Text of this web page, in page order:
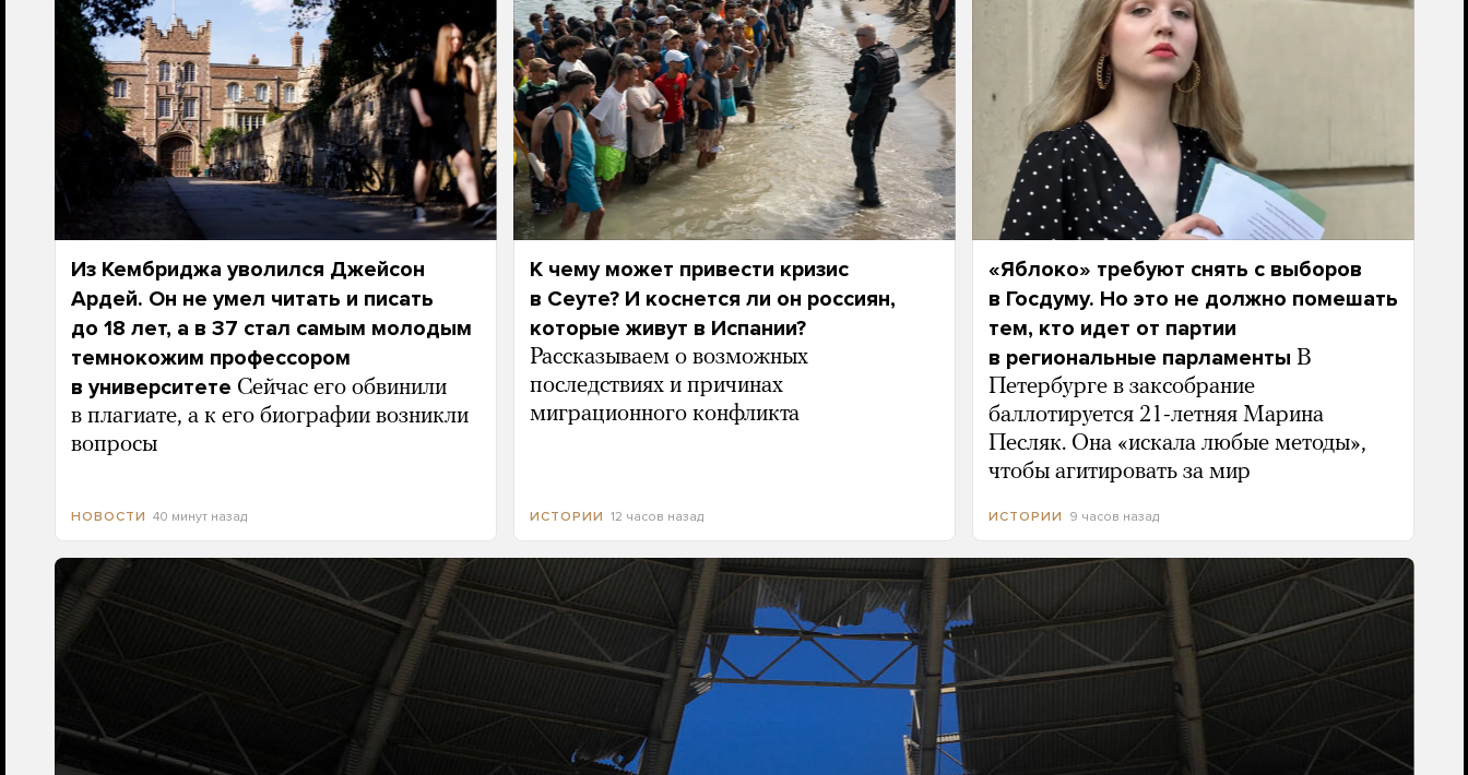
Из Кембриджа уволился Джейсон
Ардей. Он не умел читать и писать
до 18 лет, а в 37 стал самым молодым
темнокожим профессором
в университете Сейчас его обвинили
в плагиате, а к его биографии возникли
вопросы
НОВОСТИ 40 минут назад
К чему может привести кризис
в Сеуте? И коснется ли он россиян,
которые живут в Испании?
Рассказываем о возможных
последствиях и причинах
миграционного конфликта
ИСТОРИИ 12 часов назад
«Яблоко» требуют снять с выборов
в Госдуму. Но это не должно помешать
тем, кто идет от партии
в региональные парламенты В
Петербурге в заксобрание
баллотируется 21-летняя Марина
Песляк. Она «искала любые методы»,
чтобы агитировать за мир
ИСТОРИИ 9 часов назад